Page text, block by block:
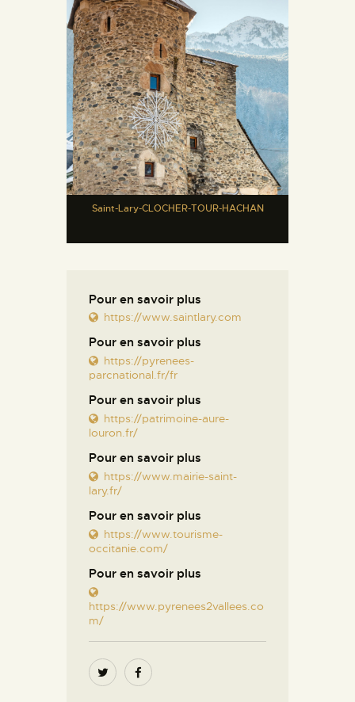
Saint-Lary-CLOCHER-TOUR-HACHAN
Pour en savoir plus
https://www.saintlary.com
Pour en savoir plus
https://pyrenees-
parcnational.fr/fr
Pour en savoir plus
https://patrimoine-aure-
louron.fr/
Pour en savoir plus
https://www.mairie-saint-
lary.fr/
Pour en savoir plus
https://www.tourisme-
occitanie.com/
Pour en savoir plus
https://www.pyrenees2vallees.co
m/